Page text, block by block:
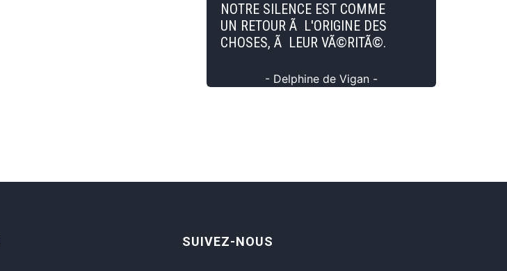
NOTRE SILENCE EST COMME
UN RETOUR Ã L'ORIGINE DES
CHOSES, Ã LEUR VÃ©RITÃ©.
- Delphine de Vigan -
SUIVEZ-NOUS